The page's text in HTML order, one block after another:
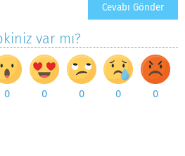
var mı?
0 0 0 0 0